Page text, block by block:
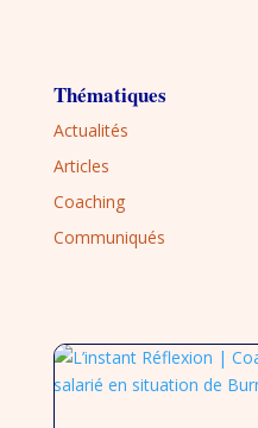
Thématiques
Actualités
Articles
Coaching
Communiqués